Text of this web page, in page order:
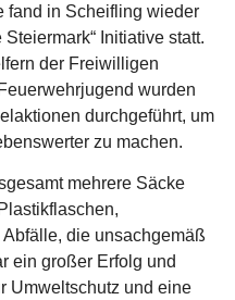
fand in Scheifling wieder
Initiative statt.
der Freiwilligen
wurden
durchgeführt, um
zu machen.
mehrere Säcke
die unsachgemäß
ein großer Erfolg und
Umweltschutz und eine